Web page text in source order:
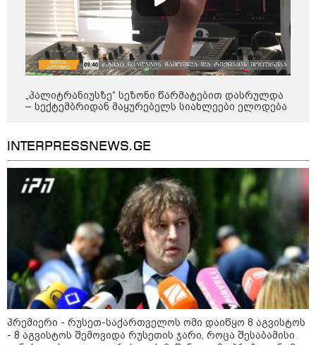
წელიწადნახევარში
საქართველოში 164 ადამიანი
დაიკარგა - 57 პირს ამ დრომდე
ეძებენ
22:28 / 07-08-2026
სად იზღუდება მოძრაობა -
21:30 / 07-08-2026
თბილისში, ლოზუნგით
„გვახსოვს გმირები, გვახსოვს
მტერი” მსვლელობა
მიმდინარეობს
20:58 / 07-08-2026
"იპოვონ ერთი გოგონა, ვისაც
გიგა სექსუალურად ავიწროებდა
- თუ გამოჩნდება ასეთი
„პალიტრანიუსზე“ სეზონი წარმატებით დასრულდა
– სექტემბრიდან მაყურებელს სიახლეები ელოდება
INTERPRESSNEWS.GE
პრემიერი - რუსეთ-საქართველოს ომი დაიწყო 8 აგვისტოს
- 8 აგვისტოს შემოვიდა რუსეთის ჯარი, როცა შესაბამისი